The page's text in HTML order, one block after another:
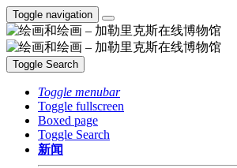
Toggle navigation
Toggle Search
Toggle menubar
Toggle fullscreen
Boxed page
Toggle Search
新闻